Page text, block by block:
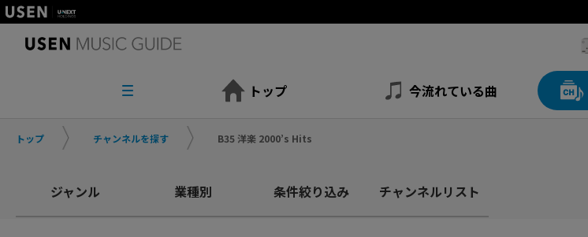
トップ 今流れている曲
トップ チャンネルを探す B35 洋楽 2000’s Hits
ジャンル 業種別 条件絞り込み チャンネルリスト